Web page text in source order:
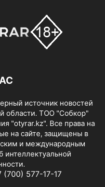
источник новостей
области. ТОО "Собкор"
"otyrar.kz". Все права на
на сайте, защищены в
и международным
интеллектуальной
577-17-17